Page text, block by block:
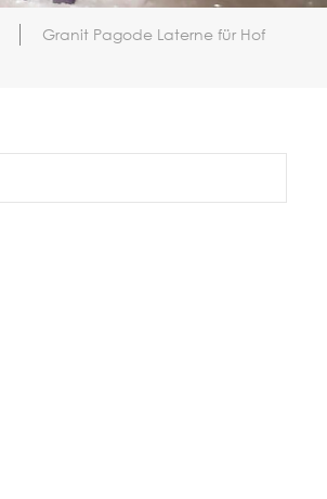
Granit Pagode Laterne für Hof